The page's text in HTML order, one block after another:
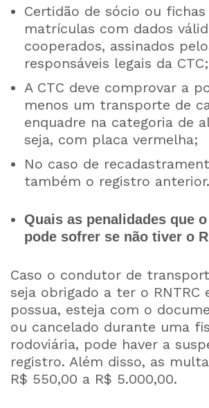
Certidão de sócio ou fichas
matrículas com dados
cooperados, assinados
responsáveis legais da CTC;
A CTC deve comprovar a
menos um transporte de
enquadre na categoria de
seja, com placa vermelha;
No caso de
também o registro anterior.
Quais as penalidades que
pode sofrer se não tiver o
Caso o condutor de
seja obrigado a ter o RNTRC
possua, esteja com o
ou cancelado durante uma
rodoviária, pode haver a
registro. Além disso, as
R$ 550,00 a R$ 5.000,00.